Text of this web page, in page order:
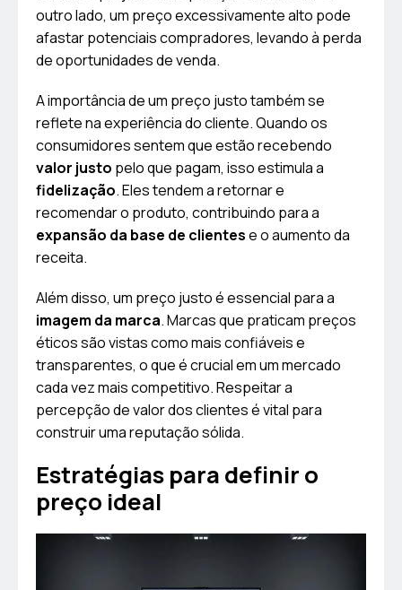
outro lado, um preço excessivamente alto pode
afastar potenciais compradores, levando à perda
de oportunidades de venda.
A importância de um preço justo também se
reflete na experiência do cliente. Quando os
consumidores sentem que estão recebendo
valor justo pelo que pagam, isso estimula a
fidelização. Eles tendem a retornar e
recomendar o produto, contribuindo para a
expansão da base de clientese o aumento da
receita.
Além disso, um preço justo é essencial para a
imagem da marca. Marcas que praticam preços
éticos são vistas como mais confiáveis e
transparentes, o que é crucial em um mercado
cada vez mais competitivo. Respeitar a
percepção de valor dos clientes é vital para
construir uma reputação sólida.
Estratégias para definir o
preço ideal